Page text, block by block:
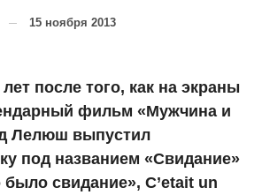
15 ноября 2013
после того, как на экраны
фильм «Мужчина и
Лелюш выпустил
под названием «Свидание»
свидание», C’etait un